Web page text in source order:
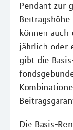
Pendant zur
können
jährlich oder
gibt die
Die Basis-